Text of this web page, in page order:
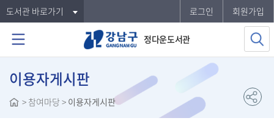
도서관 바로가기 로그인 회원가입
정다운도서관
이용자게시판
> 참여마당> 이용자게시판